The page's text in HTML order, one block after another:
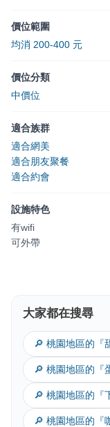
價位範圍
均消 200-400 元
價位分類
中價位
適合族群
適合網美
適合朋友聚餐
適合約會
設施特色
有wifi
可外帶
大家都在搜尋
🔎 桃園地區的『
🔎 桃園地區的『
🔎 桃園地區的『
🔎 桃園地區的『